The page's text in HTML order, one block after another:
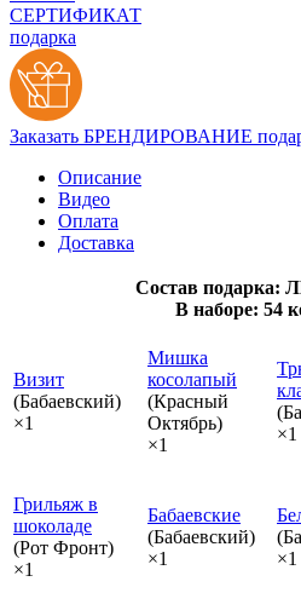
СЕРТИФИКАТ
подарка
Заказать БРЕНДИРОВАНИЕ
Описание
Видео
Оплата
Доставка
Состав подарка:
В наборе: 54
Визит
(Бабаевский)
×1
Мишка
косолапый
(Красный
Октябрь)
×1
×1
Грильяж в
шоколаде
(Рот Фронт)
×1
Бабаевские
(Бабаевский)
×1
×1